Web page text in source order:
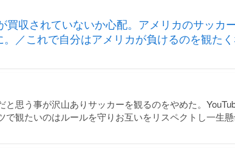
買収されていないか心配。アメリカのサッカ
／これで自分はアメリカが負けるのを観た
思う事が沢山ありサッカーを観るのをやめた。
で観たいのはルールを守りお互いをリスペクトし一生